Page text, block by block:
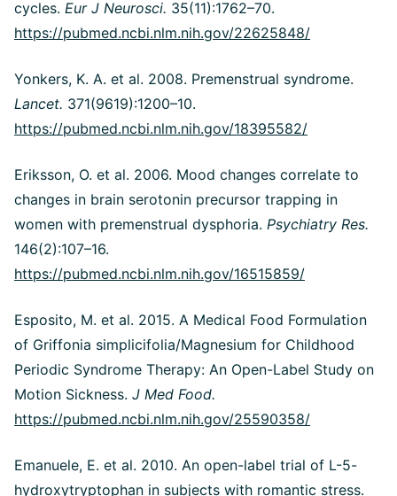
cycles. Eur J Neurosci. 35(11):1762–70.
https://pubmed.ncbi.nlm.nih.gov/22625848/
Yonkers, K. A. et al. 2008. Premenstrual syndrome.
Lancet. 371(9619):1200–10.
https://pubmed.ncbi.nlm.nih.gov/18395582/
Eriksson, O. et al. 2006. Mood changes correlate to
changes in brain serotonin precursor trapping in
women with premenstrual dysphoria. Psychiatry Res.
146(2):107–16.
https://pubmed.ncbi.nlm.nih.gov/16515859/
Esposito, M. et al. 2015. A Medical Food Formulation
of Griffonia simplicifolia/Magnesium for Childhood
Periodic Syndrome Therapy: An Open-Label Study on
Motion Sickness. J Med Food.
https://pubmed.ncbi.nlm.nih.gov/25590358/
Emanuele, E. et al. 2010. An open-label trial of L-5-
hydroxytryptophan in subjects with romantic stress.